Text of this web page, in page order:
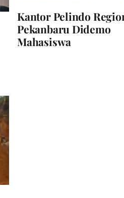
Kantor Pelindo
Pekanbaru Didemo
Mahasiswa